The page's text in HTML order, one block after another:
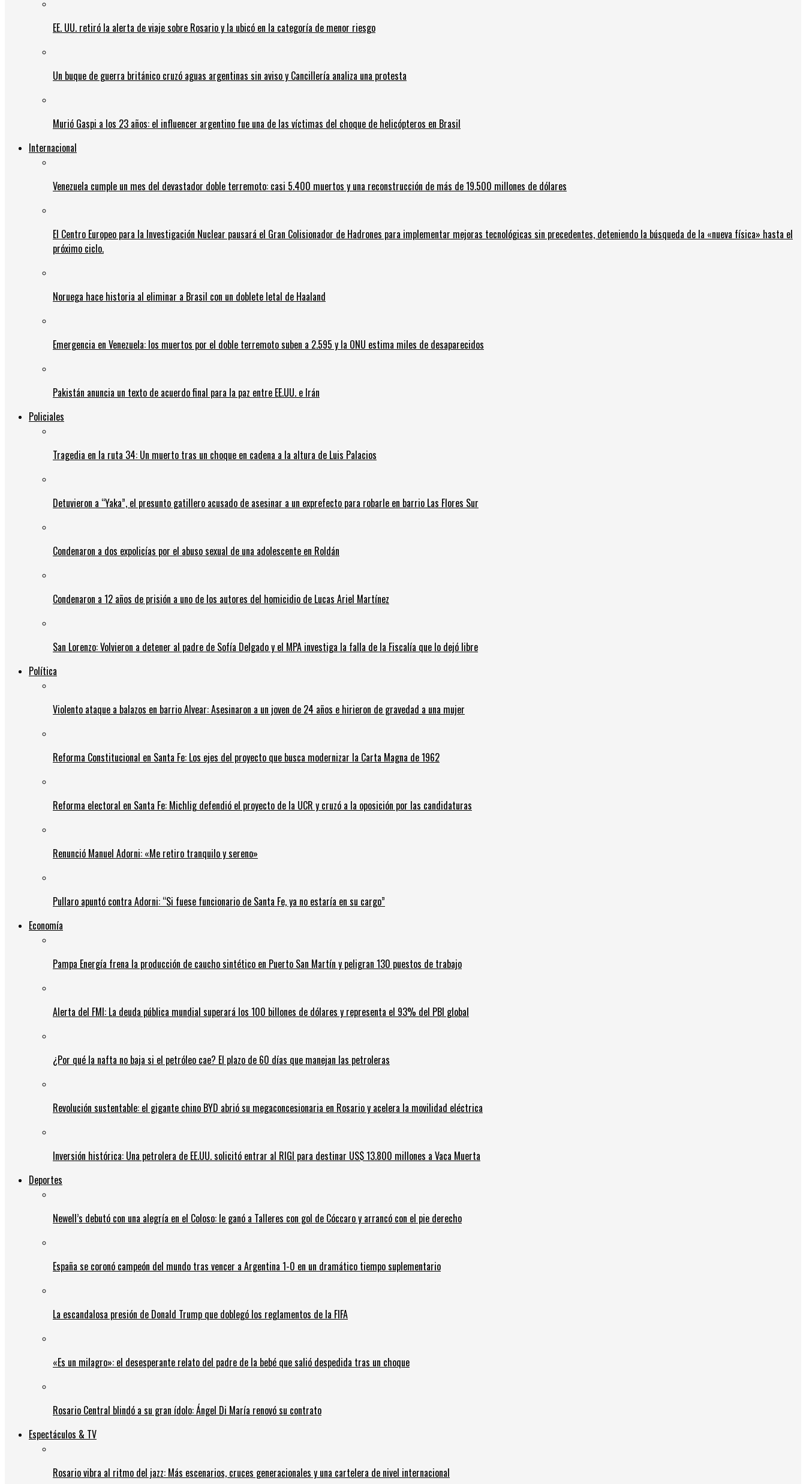
EE. UU. retiró la alerta de viaje sobre Rosario y la ubicó en la categoría de menor riesgo
Un buque de guerra británico cruzó aguas argentinas sin aviso y Cancillería analiza una protesta
Murió Gaspi a los 23 años: el influencer argentino fue una de las víctimas del choque de helicópteros en Brasil
Internacional
Venezuela cumple un mes del devastador doble terremoto: casi 5.400 muertos y una reconstrucción de más de 19.500 millones de dólares
El Centro Europeo para la Investigación Nuclear pausará el Gran Colisionador de Hadrones para implementar mejoras tecnológicas sin precedentes, deteniendo la búsqueda de la «nueva física» hasta el
próximo ciclo.
Noruega hace historia al eliminar a Brasil con un doblete letal de Haaland
Emergencia en Venezuela: los muertos por el doble terremoto suben a 2.595 y la ONU estima miles de desaparecidos
Pakistán anuncia un texto de acuerdo final para la paz entre EE.UU. e Irán
Policiales
Tragedia en la ruta 34: Un muerto tras un choque en cadena a la altura de Luis Palacios
Detuvieron a “Yaka”, el presunto gatillero acusado de asesinar a un exprefecto para robarle en barrio Las Flores Sur
Condenaron a dos expolicías por el abuso sexual de una adolescente en Roldán
Condenaron a 12 años de prisión a uno de los autores del homicidio de Lucas Ariel Martínez
San Lorenzo: Volvieron a detener al padre de Sofía Delgado y el MPA investiga la falla de la Fiscalía que lo dejó libre
Política
Violento ataque a balazos en barrio Alvear: Asesinaron a un joven de 24 años e hirieron de gravedad a una mujer
Reforma Constitucional en Santa Fe: Los ejes del proyecto que busca modernizar la Carta Magna de 1962
Reforma electoral en Santa Fe: Michlig defendió el proyecto de la UCR y cruzó a la oposición por las candidaturas
Renunció Manuel Adorni: «Me retiro tranquilo y sereno»
Pullaro apuntó contra Adorni: “Si fuese funcionario de Santa Fe, ya no estaría en su cargo”
Economía
Pampa Energía frena la producción de caucho sintético en Puerto San Martín y peligran 130 puestos de trabajo
Alerta del FMI: La deuda pública mundial superará los 100 billones de dólares y representa el 93% del PBI global
¿Por qué la nafta no baja si el petróleo cae? El plazo de 60 días que manejan las petroleras
Revolución sustentable: el gigante chino BYD abrió su megaconcesionaria en Rosario y acelera la movilidad eléctrica
Inversión histórica: Una petrolera de EE.UU. solicitó entrar al RIGI para destinar US$ 13.800 millones a Vaca Muerta
Deportes
Newell’s debutó con una alegría en el Coloso: le ganó a Talleres con gol de Cóccaro y arrancó con el pie derecho
España se coronó campeón del mundo tras vencer a Argentina 1-0 en un dramático tiempo suplementario
La escandalosa presión de Donald Trump que doblegó los reglamentos de la FIFA
«Es un milagro»: el desesperante relato del padre de la bebé que salió despedida tras un choque
Rosario Central blindó a su gran ídolo: Ángel Di María renovó su contrato
Espectáculos & TV
Rosario vibra al ritmo del jazz: Más escenarios, cruces generacionales y una cartelera de nivel internacional